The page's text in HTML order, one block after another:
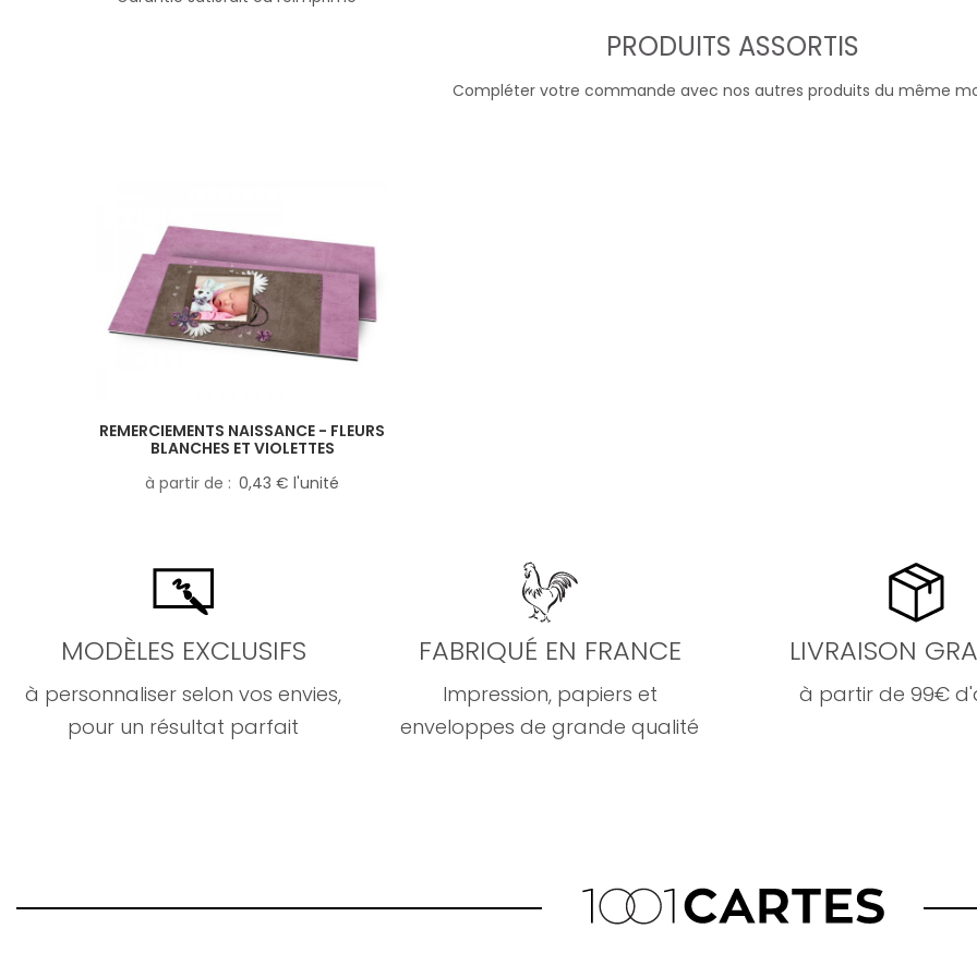
PRODUITS ASSORTIS
Compléter votre commande avec nos autres produits du même
REMERCIEMENTS NAISSANCE - FLEURS
BLANCHES ET VIOLETTES
à partir de
0,43 € l'unité
MODÈLES EXCLUSIFS
à personnaliser selon vos envies,
pour un résultat parfait
FABRIQUÉ EN FRANCE
Impression, papiers et
enveloppes de grande qualité
LIVRAISON
à partir de 99€